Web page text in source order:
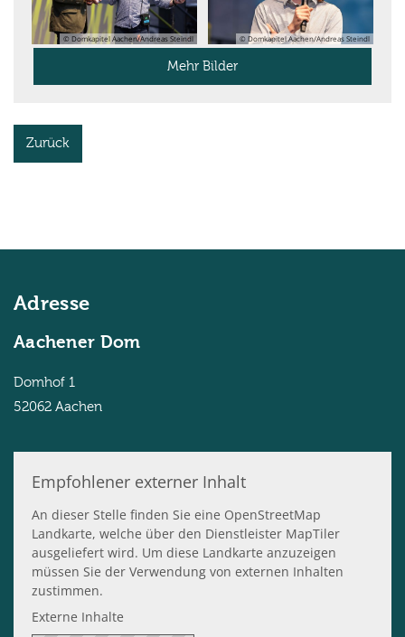
© Domkapitel Aachen/Andreas Steindl © Domkapitel Aachen/Andreas Steindl
Mehr Bilder
Zurück
Adresse
Aachener Dom
Domhof 1
52062 Aachen
Empfohlener externer Inhalt
An dieser Stelle finden Sie eine OpenStreetMap
Landkarte, welche über den Dienstleister MapTiler
ausgeliefert wird. Um diese Landkarte anzuzeigen
müssen Sie der Verwendung von externen Inhalten
zustimmen.
Externe Inhalte